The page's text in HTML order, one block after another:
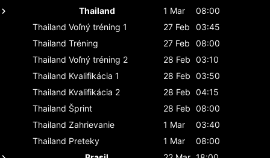
Thailand
1 Mar
08:00
Thailand Voľný tréning 1 27 Feb
03:45
Thailand Tréning 27 Feb
08:00
Thailand Voľný tréning 2 28 Feb 03:10
Thailand Kvalifikácia 1 28 Feb 03:50
Thailand Kvalifikácia 2 28 Feb 04:15
Thailand Šprint 28 Feb 08:00
Thailand Zahrievanie 1 Mar
03:40
Thailand Preteky 1 Mar
08:00